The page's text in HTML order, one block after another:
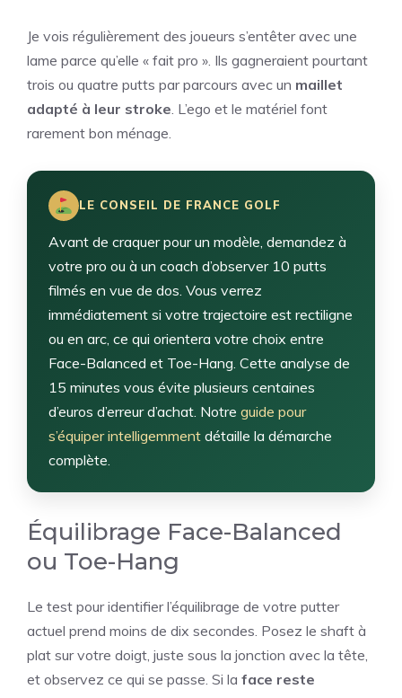
Je vois régulièrement des joueurs s’entêter avec une
lame parce qu’elle « fait pro ». Ils gagneraient pourtant
trois ou quatre putts par parcours avec un maillet
adapté à leur stroke . L’ego et le matériel font
rarement bon ménage.
LE CONSEIL DE FRANCE GOLF
Avant de craquer pour un modèle, demandez à
votre pro ou à un coach d’observer 10 putts
filmés en vue de dos. Vous verrez
immédiatement si votre trajectoire est rectiligne
ou en arc, ce qui orientera votre choix entre
Face-Balanced et Toe-Hang. Cette analyse de
15 minutes vous évite plusieurs centaines
d’euros d’erreur d’achat. Notre guide pour
s’équiper intelligemment détaille la démarche
complète.
Équilibrage Face-Balanced
ou Toe-Hang
Le test pour identifier l’équilibrage de votre putter
actuel prend moins de dix secondes. Posez le shaft à
plat sur votre doigt, juste sous la jonction avec la tête,
et observez ce qui se passe. Si la face reste